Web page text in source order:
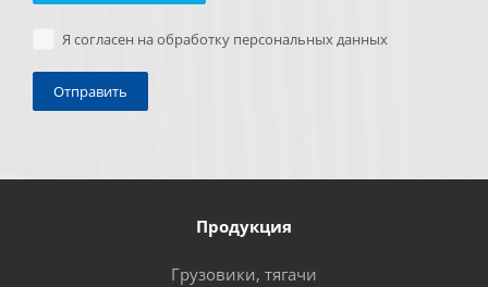
Я согласен на обработку персональных данных
Продукция
Грузовики, тягачи